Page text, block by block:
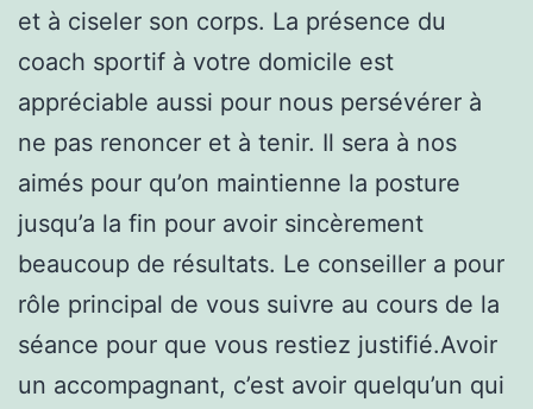
et à ciseler son corps. La présence du
coach sportif à votre domicile est
appréciable aussi pour nous persévérer à
ne pas renoncer et à tenir. Il sera à nos
aimés pour qu’on maintienne la posture
jusqu’a la fin pour avoir sincèrement
beaucoup de résultats. Le conseiller a pour
rôle principal de vous suivre au cours de la
séance pour que vous restiez justifié.Avoir
un accompagnant, c’est avoir quelqu’un qui